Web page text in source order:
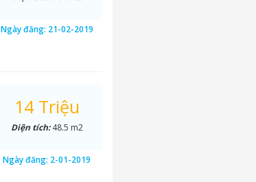
Ngày đăng: 21-02-2019
14 Triệu
Diện tích:48.5 m2
Ngày đăng: 2-01-2019